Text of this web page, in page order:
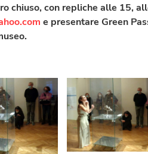
chiuso, con repliche alle 15,
e presentare Green